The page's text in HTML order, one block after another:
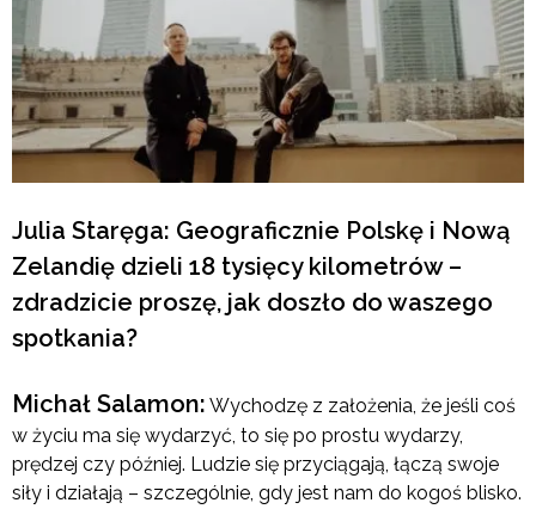
Julia Staręga: Geograficznie Polskę i Nową
Zelandię dzieli 18 tysięcy kilometrów –
zdradzicie proszę, jak doszło do waszego
spotkania?
Michał Salamon: Wychodzę z założenia, że jeśli coś
w życiu ma się wydarzyć, to się po prostu wydarzy,
prędzej czy później. Ludzie się przyciągają, łączą swoje
siły i działają – szczególnie, gdy jest nam do kogoś blisko.